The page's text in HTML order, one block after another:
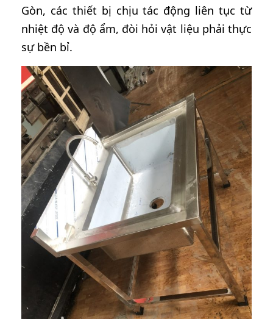
Gòn, các thiết bị chịu tác động liên tục từ
nhiệt độ và độ ẩm, đòi hỏi vật liệu phải thực
sự bền bỉ.